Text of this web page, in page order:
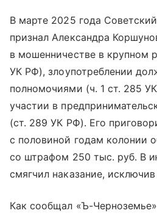
В марте 2025 года
признал Александра
в мошенничестве в крупном
УК РФ), злоупотреблении
полномочиями (ч. 1 ст. 285
участии в
(ст. 289 УК РФ). Его
с половиной годам колонии
со штрафом 250 тыс. руб. В
смягчил наказание,
Как сообщал «Ъ-